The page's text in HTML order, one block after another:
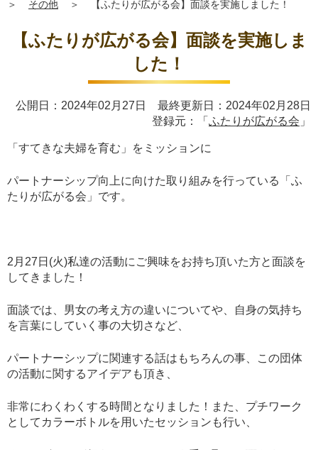
＞
その他 ＞ 【ふたりが広がる会】面談を実施しました！
【ふたりが広がる会】面談を実施しま
した！
公開日：2024年02月27日 最終更新日：2024年02月28日
登録元：「 ふたりが広がる会 」
「すてきな夫婦を育む」をミッションに
パートナーシップ向上に向けた取り組みを行っている「ふ
たりが広がる会」です。
2月27日(火)私達の活動にご興味をお持ち頂いた方と面談を
してきました！
面談では、男女の考え方の違いについてや、自身の気持ち
を言葉にしていく事の大切さなど、
パートナーシップに関連する話はもちろんの事、この団体
の活動に関するアイデアも頂き、
非常にわくわくする時間となりました！また、プチワーク
としてカラーボトルを用いたセッションも行い、